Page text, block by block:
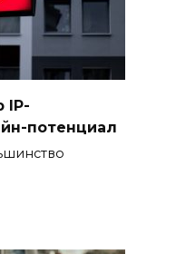
IP-
потенциал